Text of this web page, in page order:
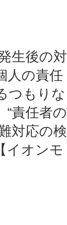
生後の対
人の責任
つもりな
責任者の
対応の検
イオンモ